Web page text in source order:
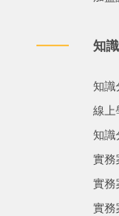
知
知識
線上
知識
實務
實務
實務